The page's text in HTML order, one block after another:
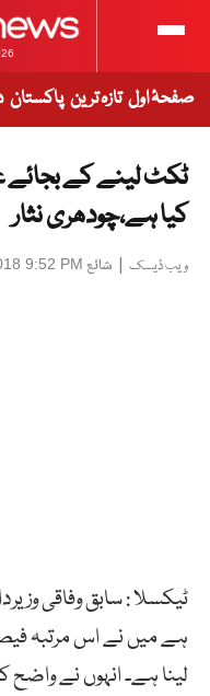
صفحۂ اول تازہ ترین پاکستان
ٹکٹ لینے کے بجائے
کیا ہے،چودھری نثار
ویب ڈیسک | شائع 9:52 PM
ٹیکسلا : سابق وفاقی
ہے میں نے اس مرتبہ
لینا ہے۔ انہوں نے واضح